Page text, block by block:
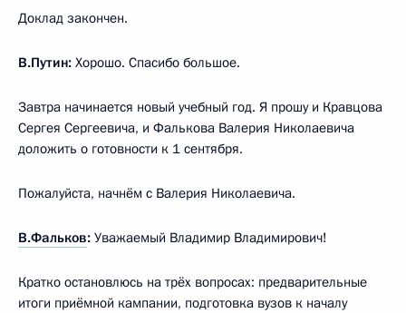
Доклад закончен.
В.Путин: Хорошо. Спасибо большое.
Завтра начинается новый учебный год. Я прошу и Кравцова
Сергея Сергеевича, и Фалькова Валерия Николаевича
доложить о готовности к 1 сентября.
Пожалуйста, начнём с Валерия Николаевича.
В.Фальков: Уважаемый Владимир Владимирович!
Кратко остановлюсь на трёх вопросах: предварительные
итоги приёмной кампании, подготовка вузов к началу